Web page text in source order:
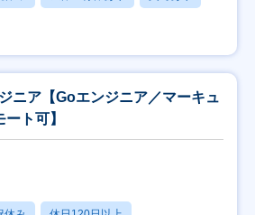
ニア【Goエンジニア／マーキュ
ト可】